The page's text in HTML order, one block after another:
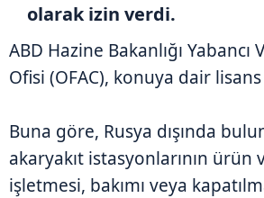
olarak izin verdi.
ABD Hazine Bakanlığı Yabancı
Ofisi (OFAC), konuya dair lisans
Buna göre, Rusya dışında
akaryakıt istasyonlarının ürün
işletmesi, bakımı veya